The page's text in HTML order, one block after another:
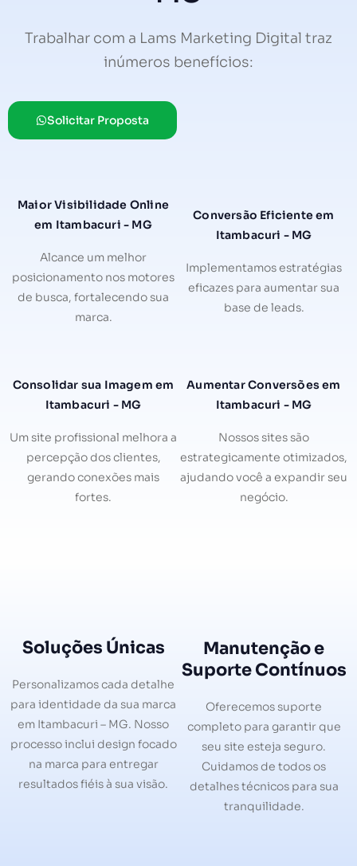
Trabalhar com a Lams Marketing Digital traz
inúmeros benefícios:
Solicitar Proposta
Maior Visibilidade Online
em Itambacuri - MG
Alcance um melhor
posicionamento nos motores
de busca, fortalecendo sua
marca.
Conversão Eficiente em
Itambacuri - MG
Implementamos estratégias
eficazes para aumentar sua
base de leads.
Consolidar sua Imagem em
Itambacuri - MG
Um site profissional melhora a
percepção dos clientes,
gerando conexões mais
fortes.
Aumentar Conversões em
Itambacuri - MG
Nossos sites são
estrategicamente otimizados,
ajudando você a expandir seu
negócio.
Soluções Únicas
Personalizamos cada detalhe
para identidade da sua marca
em Itambacuri – MG. Nosso
processo inclui design focado
na marca para entregar
resultados fiéis à sua visão.
Manutenção e
Suporte Contínuos
Oferecemos suporte
completo para garantir que
seu site esteja seguro.
Cuidamos de todos os
detalhes técnicos para sua
tranquilidade.